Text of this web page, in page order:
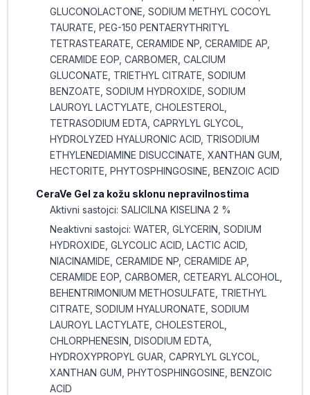
GLUCONOLACTONE, SODIUM METHYL COCOYL
TAURATE, PEG-150 PENTAERYTHRITYL
TETRASTEARATE, CERAMIDE NP, CERAMIDE AP,
CERAMIDE EOP, CARBOMER, CALCIUM
GLUCONATE, TRIETHYL CITRATE, SODIUM
BENZOATE, SODIUM HYDROXIDE, SODIUM
LAUROYL LACTYLATE, CHOLESTEROL,
TETRASODIUM EDTA, CAPRYLYL GLYCOL,
HYDROLYZED HYALURONIC ACID, TRISODIUM
ETHYLENEDIAMINE DISUCCINATE, XANTHAN GUM,
HECTORITE, PHYTOSPHINGOSINE, BENZOIC ACID
CeraVe Gel za kožu sklonu nepravilnostima
Aktivni sastojci: SALICILNA KISELINA 2 %
Neaktivni sastojci: WATER, GLYCERIN, SODIUM
HYDROXIDE, GLYCOLIC ACID, LACTIC ACID,
NIACINAMIDE, CERAMIDE NP, CERAMIDE AP,
CERAMIDE EOP, CARBOMER, CETEARYL ALCOHOL,
BEHENTRIMONIUM METHOSULFATE, TRIETHYL
CITRATE, SODIUM HYALURONATE, SODIUM
LAUROYL LACTYLATE, CHOLESTEROL,
CHLORPHENESIN, DISODIUM EDTA,
HYDROXYPROPYL GUAR, CAPRYLYL GLYCOL,
XANTHAN GUM, PHYTOSPHINGOSINE, BENZOIC
ACID